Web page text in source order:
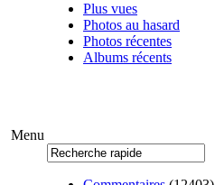
Plus vues
Photos au hasard
Photos récentes
Albums récents
Menu